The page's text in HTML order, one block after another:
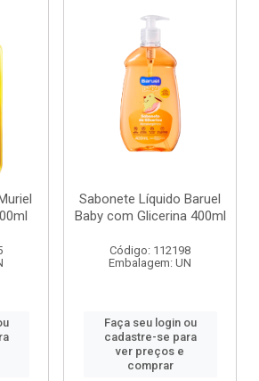
Sabonete Líquido Baruel
Baby com Glicerina 400ml
Código: 112198
Embalagem: UN
Faça seu login ou
cadastre-se para
ver preços e
comprar